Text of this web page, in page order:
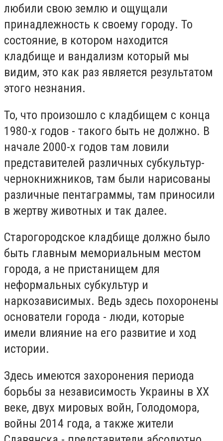
любили свою землю и ощущали
принадлежность к своему городу. То
состояние, в котором находится
кладбище и вандализм который мы
видим, это как раз является результатом
этого незнания.
То, что произошло с кладбищем с конца
1980-х годов - такого быть не должно. В
начале 2000-х годов там ловили
представителей различных субкультур-
чернокнижников, там были нарисованы
различные пентаграммы, там приносили
в жертву животных и так далее.
Старогородское кладбище должно было
быть главным мемориальным местом
города, а не пристанищем для
неформальных субкультур и
наркозависимых. Ведь здесь похоронены
основатели города - люди, которые
имели влияние на его развитие и ход
истории.
Здесь имеются захоронения периода
борьбы за независимость Украины в ХХ
веке, двух мировых войн, Голодомора,
войны 2014 года, а также жители